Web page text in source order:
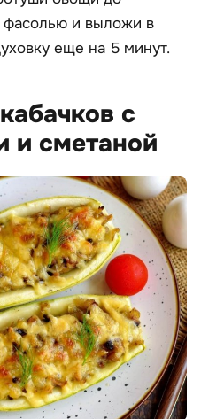
фасолью и выложи в
еще на 5 минут.
с
и сметаной